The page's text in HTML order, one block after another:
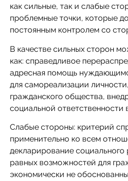
как сильные, так и слабые
проблемные точки, которые
постоянным контролем со
В качестве сильных сторон
как: справедливое
адресная помощь
для самореализации
гражданского общества,
социальной ответственности
Слабые стороны: критерий
применительно ко всем
декларирование социального
равных возможностей для
экономически не